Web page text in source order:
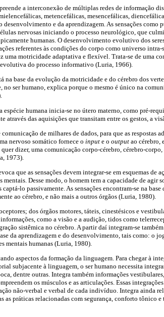
a interconexão de múltiplas redes de informação
metencefálicas, mesencefálicas,
desenvolvimento e da aprendizagem. As sensações como
nervosas iniciando o processo neurológico, que
humanas. O desenvolvimento evolutivo dos
referentes às condições do corpo como universo
uma motricidade adaptativa e flexível. Trata-se de uma
do processo informativo (Luria, 1966).
base da evolução da motricidade e do cérebro dos
no ser humano, explica porque o mesmo é único na
espécie humana inicia-se no útero materno, como pré-
através das aquisições que transitam entre os gestos, a
de milhares de dados, para que as respostas
nervoso somático fornece o input e o output ao cérebro,
dizer, uma comunicação corpo-cérebro, cérebro-
1973).
que as sensações devem integrar-se em esquemas de
mentais. Desse modo, o homem tem a capacidade de agir
lo passivamente. As sensações encontram-se na
ao cérebro, e não mais a outros órgãos (Luria, 1980).
dos órgãos motores, táteis, cinestésicos e
como a visão e a audição, tidos como
sistêmica no cérebro. A partir daí integram-se
da aprendizagem e do desenvolvimento, tais como: o
mentais humanas (Luria, 1980).
aspectos da formação da linguagem. Para chegar à
subjacente à linguagem, o ser humano necessita
dentre outras. Integra também informações
os músculos e as articulações. Essas
não-verbal e verbal de cada indivíduo. Integra ainda
práticas relacionadas com segurança, conforto tônico